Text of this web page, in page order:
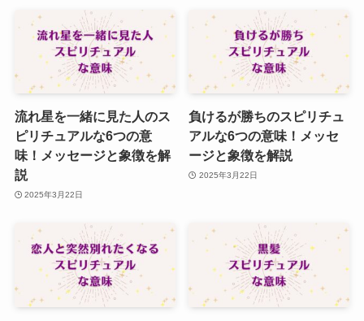
流れ星を一緒に見た人のス
ピリチュアルな6つの意
味！メッセージと象徴を解
説
2025年3月22日
負けるが勝ちのスピリチュ
アルな6つの意味！メッセ
ージと象徴を解説
2025年3月22日